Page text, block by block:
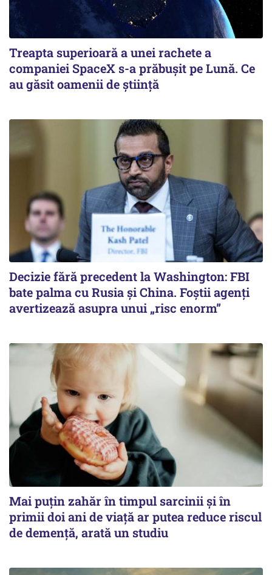
Treapta superioară a unei rachete a
companiei SpaceX s-a prăbușit pe Lună. Ce
au găsit oamenii de știință
Decizie fără precedent la Washington: FBI
bate palma cu Rusia și China. Foștii agenți
avertizează asupra unui „risc enorm”
Mai puțin zahăr în timpul sarcinii și în
primii doi ani de viață ar putea reduce riscul
de demență, arată un studiu